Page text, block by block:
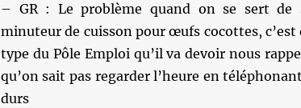
– GR : Le problème quand on se sert de
minuteur de cuisson pour œufs cocottes, c’est
type du Pôle Emploi qu’il va devoir nous
qu’on sait pas regarder l’heure en
durs